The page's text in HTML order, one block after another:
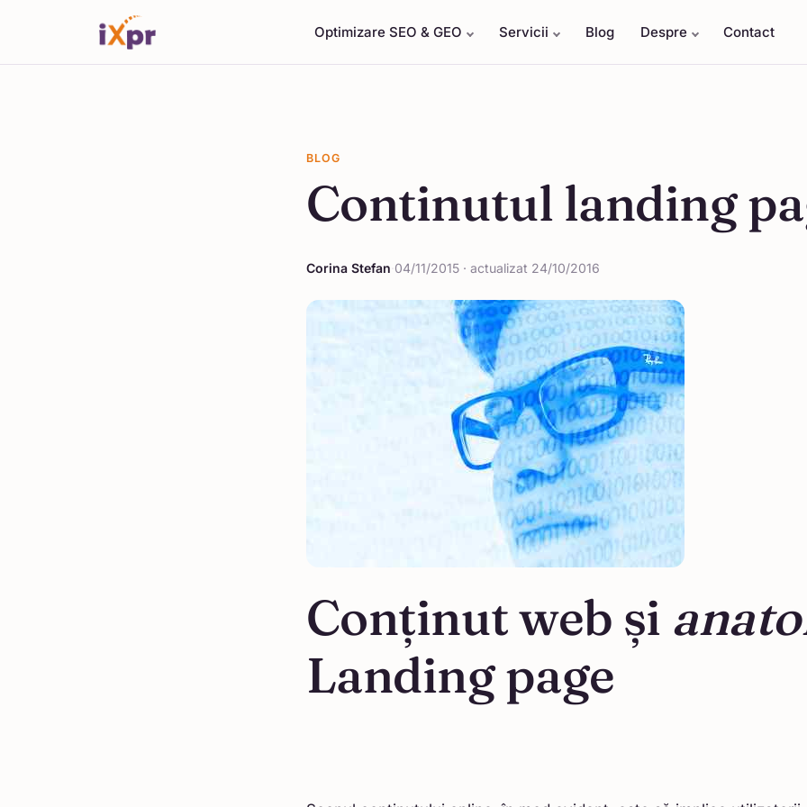
Optimizare SEO & GEO Servicii Blog Despre Contact
BLOG
Continutul landing
Corina Stefan 04/11/2015 · actualizat 24/10/2016
Conținut web și
Landing page